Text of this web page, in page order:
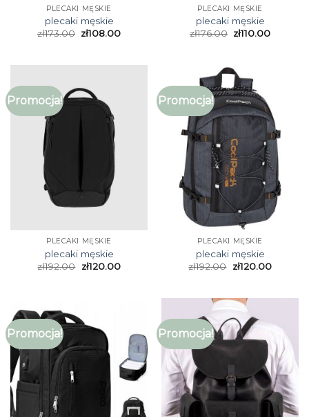
PLECAKI MĘSKIE
plecaki męskie
zł173.00 zł108.00
PLECAKI MĘSKIE
plecaki męskie
zł176.00 zł110.00
Promocja!
PLECAKI MĘSKIE
plecaki męskie
zł192.00 zł120.00
Promocja!
PLECAKI MĘSKIE
plecaki męskie
zł192.00 zł120.00
Promocja! Promocja!